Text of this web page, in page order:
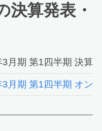
決算発表・
3月期 第1四半期 決算
月期 第1四半期 オン